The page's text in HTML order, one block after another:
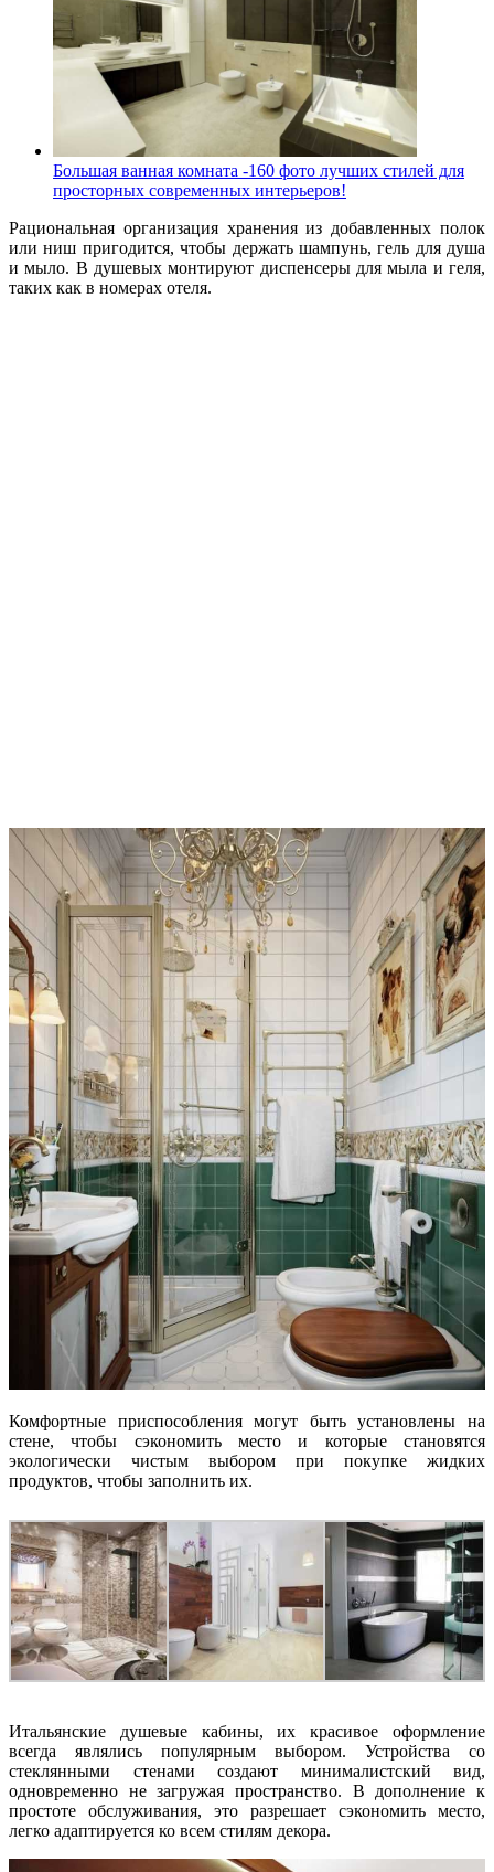
Большая ванная комната -160 фото лучших стилей для
просторных современных интерьеров!
Рациональная организация хранения из добавленных полок
или ниш пригодится, чтобы держать шампунь, гель для душа
и мыло. В душевых монтируют диспенсеры для мыла и геля,
таких как в номерах отеля.
Комфортные приспособления могут быть установлены на
стене, чтобы сэкономить место и которые становятся
экологически чистым выбором при покупке жидких
продуктов, чтобы заполнить их.
Итальянские душевые кабины, их красивое оформление
всегда являлись популярным выбором. Устройства со
стеклянными стенами создают минималистский вид,
одновременно не загружая пространство. В дополнение к
простоте обслуживания, это разрешает сэкономить место,
легко адаптируется ко всем стилям декора.